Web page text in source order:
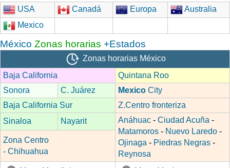
USA
Canadá Europa
Australia
Mexico
México Zonas horarias +Estados
Zonas horarias México
Baja California
Quintana Roo
Sonora
C. Juárez Mexico City
Baja California Sur
Z.Centro fronteriza
Sinaloa
Nayarit Anáhuac - Ciudad Acuña -
Matamoros - Nuevo Laredo -
Ojinaga - Piedras Negras -
Reynosa
Zona Centro
- Chihuahua